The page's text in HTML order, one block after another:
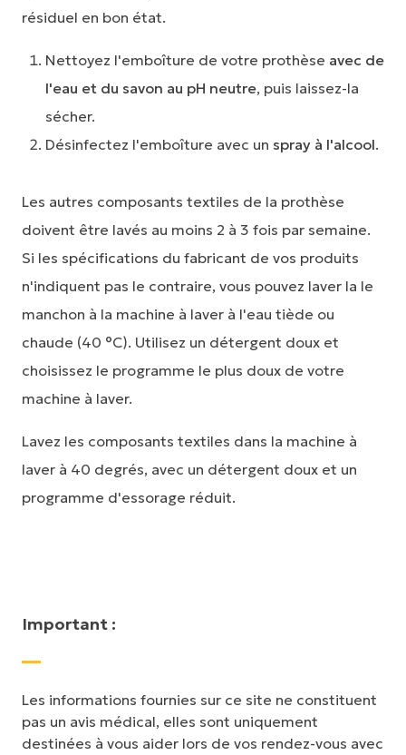
résiduel en bon état.
Nettoyez l'emboîture de votre prothèse avec de
l'eau et du savon au pH neutre, puis laissez-la
sécher.
Désinfectez l'emboîture avec un spray à l'alcool.
Les autres composants textiles de la prothèse
doivent être lavés au moins 2 à 3 fois par semaine.
Si les spécifications du fabricant de vos produits
n'indiquent pas le contraire, vous pouvez laver la le
manchon à la machine à laver à l'eau tiède ou
chaude (40 °C). Utilisez un détergent doux et
choisissez le programme le plus doux de votre
machine à laver.
Lavez les composants textiles dans la machine à
laver à 40 degrés, avec un détergent doux et un
programme d'essorage réduit.
Important :
Les informations fournies sur ce site ne constituent
pas un avis médical, elles sont uniquement
destinées à vous aider lors de vos rendez-vous avec